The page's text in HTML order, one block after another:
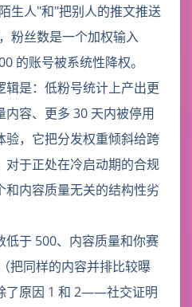
生人"和"把别人的推文推送
粉丝数是一个加权输入
的账号被系统性降权。
辑是：低粉号统计上产出更
容、更多 30 天内被停用
验，它把分发权重倾斜给跨
对于正处在冷启动期的合规
和内容质量无关的结构性劣
低于 500、内容质量和你赛
把同样的内容并排比较曝
了原因 1 和 2——社交证明